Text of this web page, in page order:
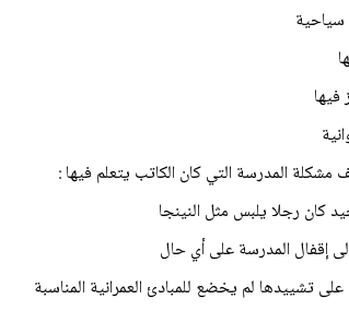
سياحية
فيها
كان رجلا يلبس مثل النينجا
إقفال المدرسة على أي حال
تشييدها لم يخضع للمبادئ العمرانية المناسبة